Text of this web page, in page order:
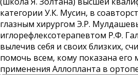
категории У.К. Мусин, в
глазным хирургом Э.Р.
иглорефлексотерапевтом Р.Ф.
вылечив себя и своих близких,
помочь всем, кому показана его
применения Аллопланта в